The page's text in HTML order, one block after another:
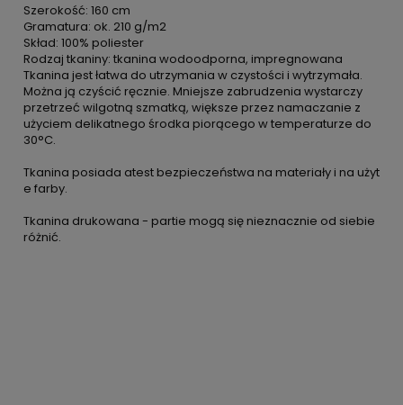
Szerokość: 160 cm
Gramatura: ok. 210 g/m2
Skład: 100% poliester
Rodzaj tkaniny: tkanina wodoodporna, impregnowana
Tkanina jest łatwa do utrzymania w czystości i wytrzymała.
Można ją czyścić ręcznie. Mniejsze zabrudzenia wystarczy
przetrzeć wilgotną szmatką, większe przez namaczanie z
użyciem delikatnego środka piorącego w temperaturze do
30°C.
Tkanina posiada atest bezpieczeństwa na materiały i na użyt
e farby.
Tkanina drukowana - partie mogą się nieznacznie od siebie
różnić.